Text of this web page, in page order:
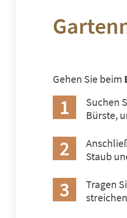
Gehen Sie beim
Suchen
Bürste,
Staub
Tragen